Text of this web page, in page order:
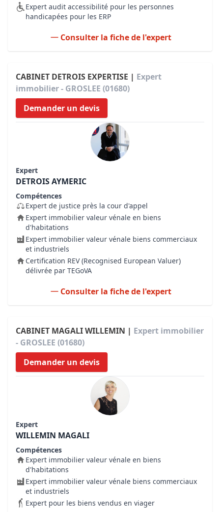
Expert audit accessibilité pour les personnes
handicapées pour les ERP
Consulter la fiche de l'expert
CABINET DETROIS EXPERTISE | Expert
immobilier - GROSLEE (01680)
Demander un devis
Expert
DETROIS AYMERIC
Compétences
Expert de justice près la cour d'appel
Expert immobilier valeur vénale en biens
d'habitations
Expert immobilier valeur vénale biens commerciaux
et industriels
Certification REV (Recognised European Valuer)
délivrée par TEGoVA
Consulter la fiche de l'expert
CABINET MAGALI WILLEMIN | Expert immobilier
- GROSLEE (01680)
Demander un devis
Expert
WILLEMIN MAGALI
Compétences
Expert immobilier valeur vénale en biens
d'habitations
Expert immobilier valeur vénale biens commerciaux
et industriels
Expert pour les biens vendus en viager